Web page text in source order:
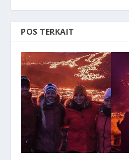
POS TERKAIT